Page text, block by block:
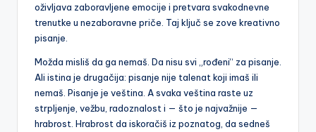
oživljava zaboravljene emocije i pretvara svakodnevne
trenutke u nezaboravne priče. Taj ključ se zove kreativno
pisanje.
Možda misliš da ga nemaš. Da nisu svi „rođeni“ za pisanje.
Ali istina je drugačija: pisanje nije talenat koji imaš ili
nemaš. Pisanje je veština. A svaka veština raste uz
strpljenje, vežbu, radoznalost i — što je najvažnije —
hrabrost. Hrabrost da iskoračiš iz poznatog, da sedneš